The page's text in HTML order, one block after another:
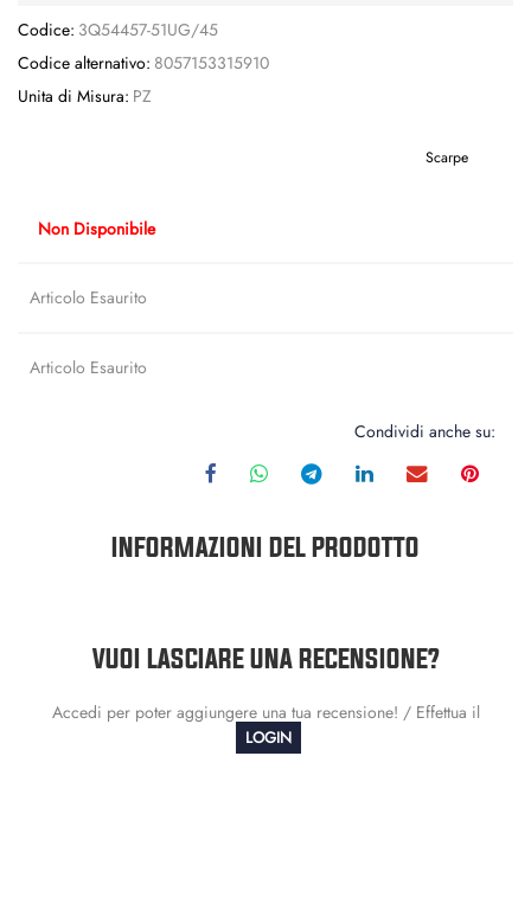
Codice: 3Q54457-51UG/45
Codice alternativo: 8057153315910
Unita di Misura: PZ
Scarpe
Non Disponibile
Articolo Esaurito
Articolo Esaurito
Condividi anche su:
INFORMAZIONI DEL PRODOTTO
VUOI LASCIARE UNA RECENSIONE?
Accedi per poter aggiungere una tua recensione! / Effettua il
LOGIN